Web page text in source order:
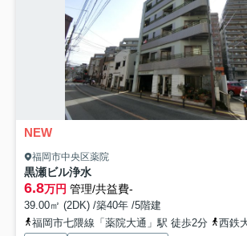
NEW
福岡市中央区薬院
黒瀬ビル浄水
6.8万円 管理/共益費-
39.00㎡ (2DK) /築40年 /5階建
福岡市七隈線「薬院大通」駅 徒歩2分
西鉄大